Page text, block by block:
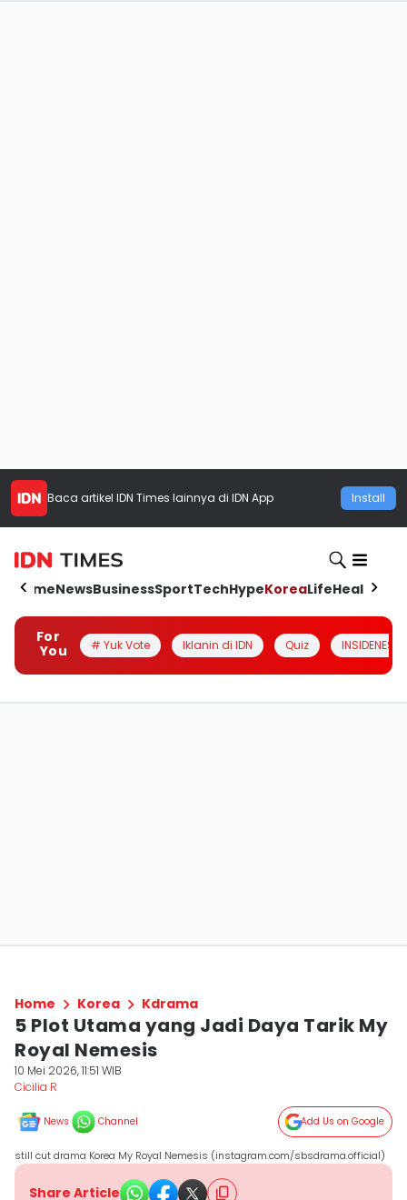
Baca artikel IDN Times lainnya di IDN App Install
HomeNewsBusinessSportTechHypeKoreaLifeHealth
For
You
# Yuk Vote Iklanin di IDN Quiz INSIDENESIA
Home Korea Kdrama
5 Plot Utama yang Jadi Daya Tarik My
Royal Nemesis
10 Mei 2026, 11:51 WIB
Cicilia R
News Channel Add Us on Google
still cut drama Korea My Royal Nemesis (instagram.com/sbsdrama.official)
Share Article